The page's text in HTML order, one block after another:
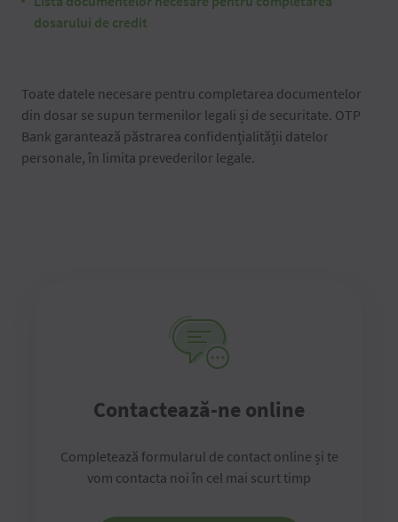
dosarului de credit
Toate datele necesare pentru completarea documentelor
din dosar se supun termenilor legali și de securitate. OTP
Bank garantează păstrarea confidențialității datelor
personale, în limita prevederilor legale.
Contactează-ne online
Completează formularul de contact online și te
vom contacta noi în cel mai scurt timp